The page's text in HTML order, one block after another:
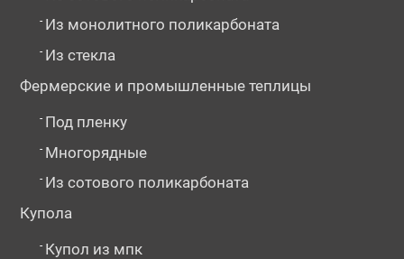
- Из монолитного поликарбоната
- Из стекла
Фермерские и промышленные теплицы
- Под пленку
- Многорядные
- Из сотового поликарбоната
Купола
- Купол из мпк